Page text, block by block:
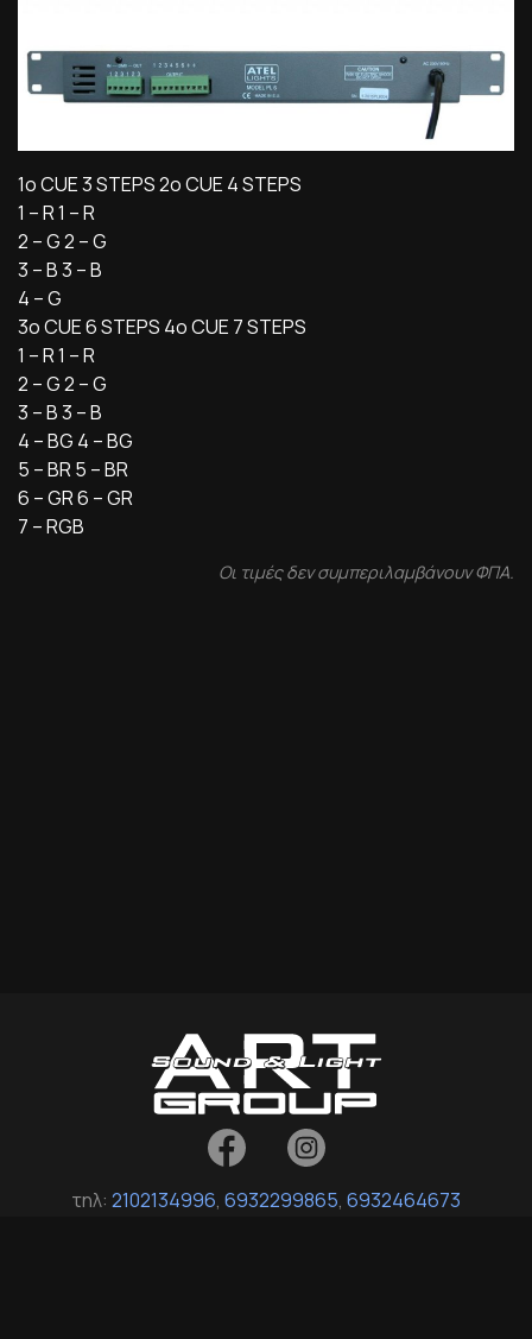
1o CUE 3 STEPS 2o CUE 4 STEPS
1 – R 1 – R
2 – G 2 – G
3 – B 3 – B
4 – G
3o CUE 6 STEPS 4o CUE 7 STEPS
1 – R 1 – R
2 – G 2 – G
3 – B 3 – B
4 – BG 4 – BG
5 – BR 5 – BR
6 – GR 6 – GR
7 – RGB
Οι τιμές δεν συμπεριλαμβάνουν ΦΠΑ.
τηλ: 2102134996, 6932299865, 6932464673